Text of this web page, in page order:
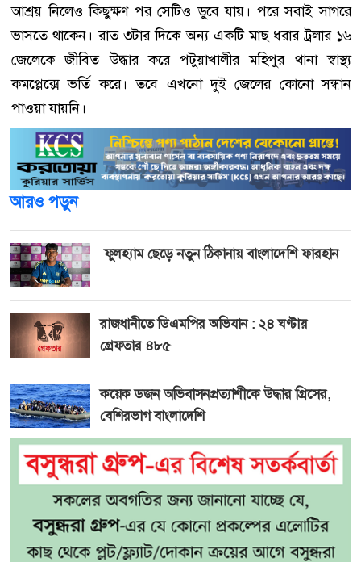
আশ্রয় নিলেও কিছুক্ষণ পর সেটিও ডুবে যায়। পরে সবাই সাগরে
ভাসতে থাকেন। রাত ৩টার দিকে অন্য একটি মাছ ধরার ট্রলার ১৬
জেলেকে জীবিত উদ্ধার করে পটুয়াখালীর মহিপুর থানা স্বাস্থ্য
কমপ্লেক্সে ভর্তি করে। তবে এখনো দুই জেলের কোনো সন্ধান
পাওয়া যায়নি।
আরও পড়ুন
ফুলহ্যাম ছেড়ে নতুন ঠিকানায় বাংলাদেশি ফারহান
রাজধানীতে ডিএমপির অভিযান : ২৪ ঘণ্টায়
গ্রেফতার ৪৮৫
কয়েক ডজন অভিবাসনপ্রত্যাশীকে উদ্ধার গ্রিসের,
বেশিরভাগ বাংলাদেশি